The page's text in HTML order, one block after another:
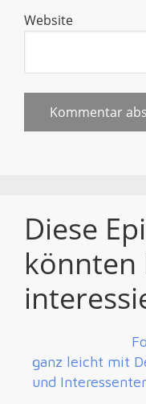
Website
Diese
könnten
ganz leicht mit
und